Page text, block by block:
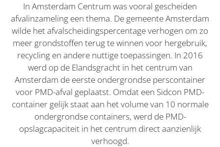
In Amsterdam Centrum was vooral gescheiden
afvalinzameling een thema. De gemeente Amsterdam
wilde het afvalscheidingspercentage verhogen om zo
meer grondstoffen terug te winnen voor hergebruik,
recycling en andere nuttige toepassingen. In 2016
werd op de Elandsgracht in het centrum van
Amsterdam de eerste ondergrondse perscontainer
voor PMD-afval geplaatst. Omdat een Sidcon PMD-
container gelijk staat aan het volume van 10 normale
ondergrondse containers, werd de PMD-
opslagcapaciteit in het centrum direct aanzienlijk
verhoogd.